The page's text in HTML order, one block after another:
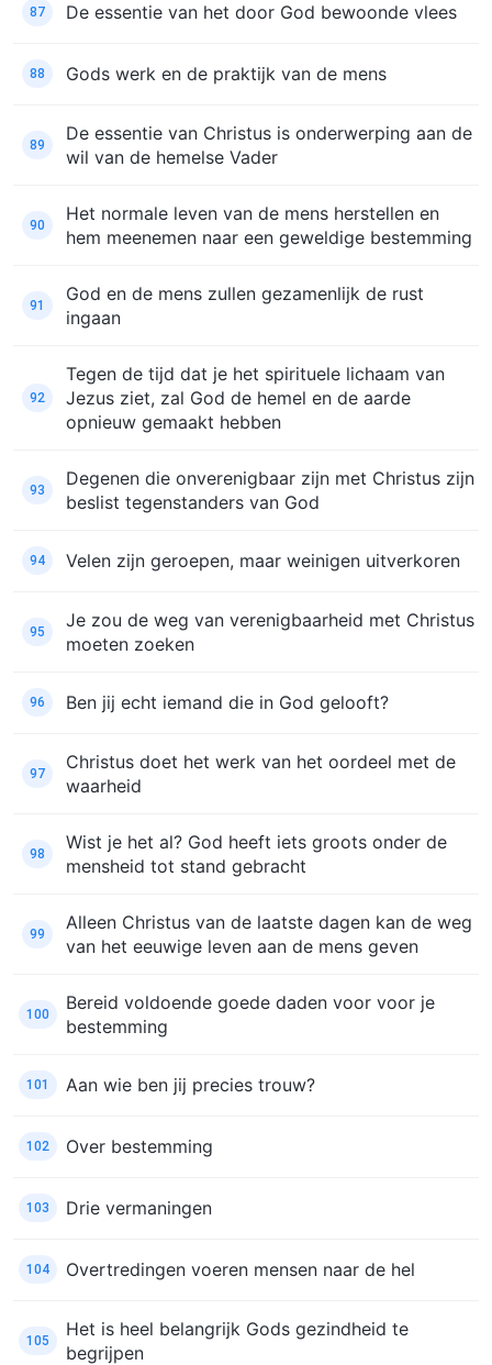
87 De essentie van het door God bewoonde vlees
88 Gods werk en de praktijk van de mens
89
De essentie van Christus is onderwerping aan de
wil van de hemelse Vader
90
Het normale leven van de mens herstellen en
hem meenemen naar een geweldige bestemming
91
God en de mens zullen gezamenlijk de rust
ingaan
92
Tegen de tijd dat je het spirituele lichaam van
Jezus ziet, zal God de hemel en de aarde
opnieuw gemaakt hebben
93
Degenen die onverenigbaar zijn met Christus zijn
beslist tegenstanders van God
94 Velen zijn geroepen, maar weinigen uitverkoren
95
Je zou de weg van verenigbaarheid met Christus
moeten zoeken
96 Ben jij echt iemand die in God gelooft?
97
Christus doet het werk van het oordeel met de
waarheid
98
Wist je het al? God heeft iets groots onder de
mensheid tot stand gebracht
99
Alleen Christus van de laatste dagen kan de weg
van het eeuwige leven aan de mens geven
100
Bereid voldoende goede daden voor voor je
bestemming
101 Aan wie ben jij precies trouw?
102 Over bestemming
103 Drie vermaningen
104 Overtredingen voeren mensen naar de hel
105
Het is heel belangrijk Gods gezindheid te
begrijpen